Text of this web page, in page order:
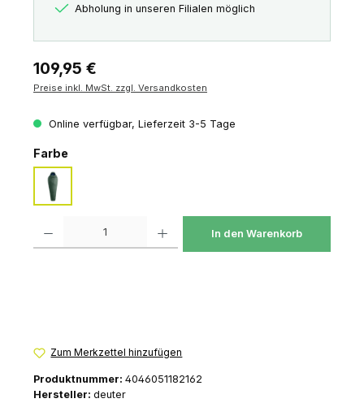
Abholung in unseren Filialen möglich
Regulärer Preis:
109,95 €
Preise inkl. MwSt. zzgl. Versandkosten
Online verfügbar, Lieferzeit 3-5 Tage
Farbeauswählen
ivy-ink
In den Warenkorb
Zum Merkzettel hinzufügen
Produktnummer: 4046051182162
Hersteller: deuter